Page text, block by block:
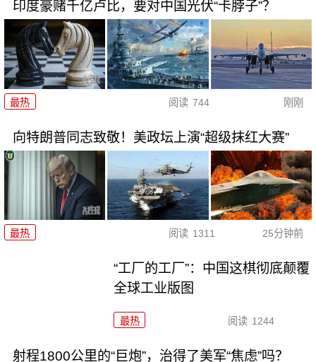
印度豪赌千亿卢比，要对中国光伏“卡脖子”？
最热 阅读 744 刚刚
向特朗普同志致敬！美政坛上演“超级抹红大赛”
最热 阅读 1311 25分钟前
“工厂的工厂”：中国这棋彻底颠覆
全球工业版图
最热 阅读 1244
射程1800公里的“巨炮”，治得了美军“焦虑”吗？